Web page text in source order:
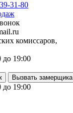
31-80
комиссаров,
до 19:00
Вызвать замерщика
до 19:00